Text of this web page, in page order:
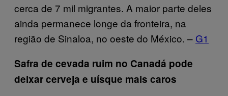
cerca de 7 mil migrantes. A maior parte deles
ainda permanece longe da fronteira, na
região de Sinaloa, no oeste do México. – G1
Safra de cevada ruim no Canadá pode
deixar cerveja e uísque mais caros